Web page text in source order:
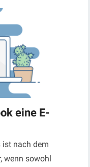
eine E-
ist nach dem
wenn sowohl